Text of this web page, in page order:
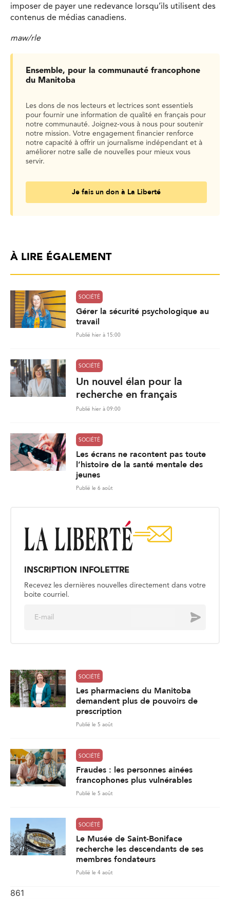
imposer de payer une redevance lorsqu’ils utilisent des
contenus de médias canadiens.
maw/rle
Ensemble, pour la communauté francophone
du Manitoba
Les dons de nos lecteurs et lectrices sont essentiels
pour fournir une information de qualité en français pour
notre communauté. Joignez-vous à nous pour soutenir
notre mission. Votre engagement financier renforce
notre capacité à offrir un journalisme indépendant et à
améliorer notre salle de nouvelles pour mieux vous
servir.
Je fais un don à La Liberté
À LIRE ÉGALEMENT
SOCIÉTÉ
Gérer la sécurité psychologique au
travail
Publié hier à 15:00
SOCIÉTÉ
Un nouvel élan pour la
recherche en français
Publié hier à 09:00
SOCIÉTÉ
Les écrans ne racontent pas toute
l’histoire de la santé mentale des
jeunes
Publié le 6 août
INSCRIPTION INFOLETTRE
Recevez les dernières nouvelles directement dans votre
boite courriel.
Envoyer
SOCIÉTÉ
Les pharmaciens du Manitoba
demandent plus de pouvoirs de
prescription
Publié le 5 août
SOCIÉTÉ
Fraudes : les personnes ainées
francophones plus vulnérables
Publié le 5 août
SOCIÉTÉ
Le Musée de Saint-Boniface
recherche les descendants de ses
membres fondateurs
Publié le 4 août
861